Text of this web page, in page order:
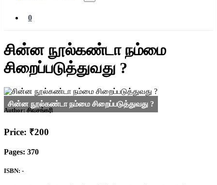
0
சின்ன நூல்கண்டா நம்மை
சிறைப்படுத்துவது ?
Author: சிவசங்கரி
Price: ₹200
Pages: 370
ISBN: -